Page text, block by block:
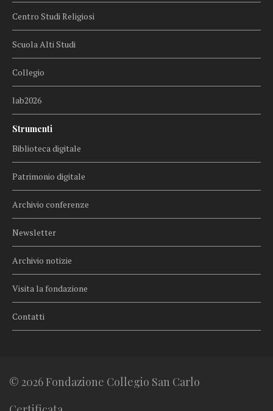
Centro Studi Religiosi
Scuola Alti Studi
Collegio
lab2026
Strumenti
Biblioteca digitale
Patrimonio digitale
Archivio conferenze
Newsletter
Archivio notizie
Visita la fondazione
Contatti
© 2026 Fondazione Collegio San Carlo